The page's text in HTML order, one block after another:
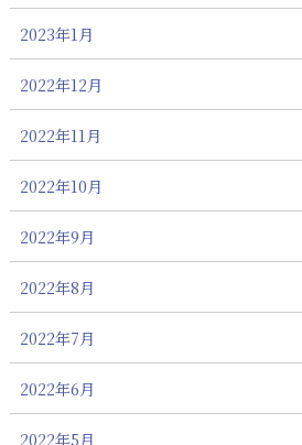
2023年1月
2022年12月
2022年11月
2022年10月
2022年9月
2022年8月
2022年7月
2022年6月
2022年5月